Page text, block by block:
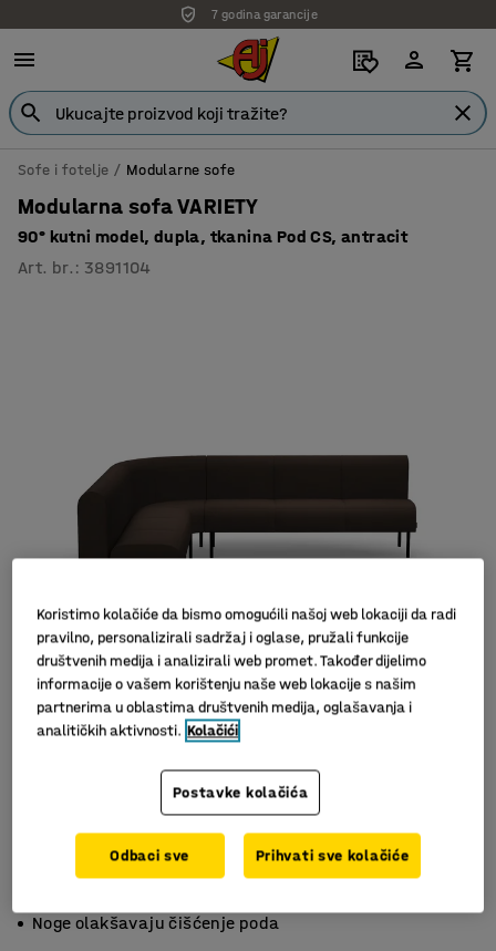
7 godina garancije
Sofe i fotelje Modularne sofe
Modularna sofa VARIETY
90° kutni model, dupla, tkanina Pod CS, antracit
Art. br. : 3891104
Praktičan namještaj
Noge olakšavaju čišćenje poda
Koristimo kolačiće da bismo omogućili našoj web lokaciji da radi
pravilno, personalizirali sadržaj i oglase, pružali funkcije
društvenih medija i analizirali web promet. Također dijelimo
informacije o vašem korištenju naše web lokacije s našim
partnerima u oblastima društvenih medija, oglašavanja i
analitičkih aktivnosti. Kolačići
Postavke kolačića
Odbaci sve Prihvati sve kolačiće